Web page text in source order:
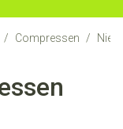
/ Compressen / Niet